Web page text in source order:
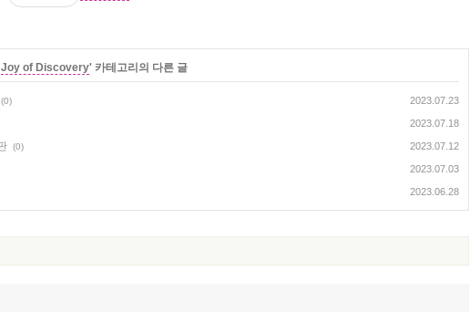
Joy of Discovery' 카테고리의 다른 글
(0) 2023.07.23
2023.07.18
(0) 2023.07.12
2023.07.03
2023.06.28